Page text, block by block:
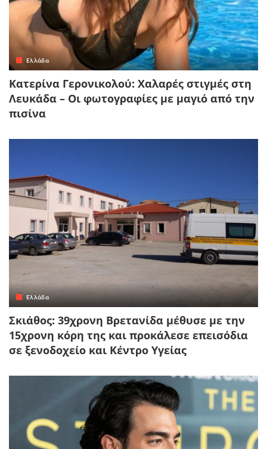
Ελλάδα
Κατερίνα Γερονικολού: Χαλαρές στιγμές στη
Λευκάδα – Οι φωτογραφίες με μαγιό από την
πισίνα
Ελλάδα
Σκιάθος: 39χρονη Βρετανίδα μέθυσε με την
15χρονη κόρη της και προκάλεσε επεισόδια
σε ξενοδοχείο και Κέντρο Υγείας